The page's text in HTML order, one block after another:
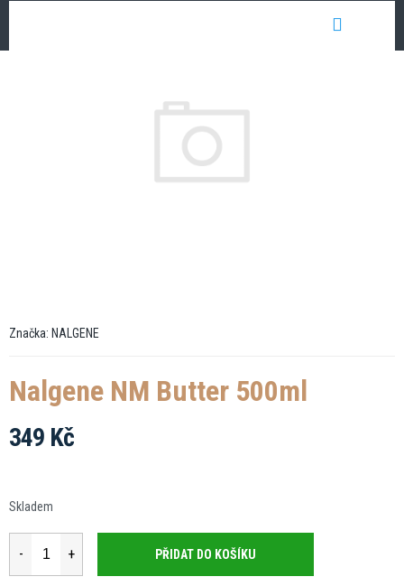
Značka: NALGENE
Nalgene NM Butter 500ml
349 Kč
Skladem
PŘIDAT DO KOŠÍKU